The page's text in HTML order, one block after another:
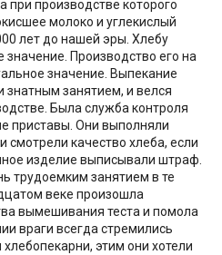
при производстве которого
молоко и углекислый
лет до нашей эры. Хлебу
Производство его на
значение. Выпекание
занятием, и велся
Была служба контроля
приставы. Они выполняли
смотрели качество хлеба, если
изделие выписывали штраф.
трудоемким занятием в те
веке произошла
вымешивания теста и помола
враги всегда стремились
этим они хотели